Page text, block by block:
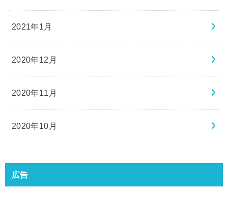
2021年1月
2020年12月
2020年11月
2020年10月
広告